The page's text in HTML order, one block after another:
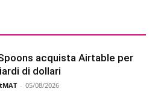
acquista Airtable per
di dollari
- 05/08/2026